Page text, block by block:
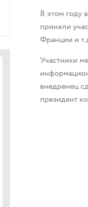
В этом году
приняли
Франции и
Участники
внедренец
президент